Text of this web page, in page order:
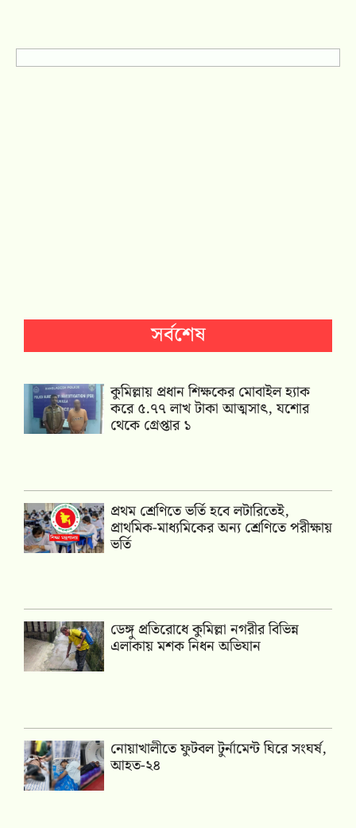
সর্বশেষ
কুমিল্লায় প্রধান শিক্ষকের মোবাইল হ্যাক
করে ৫.৭৭ লাখ টাকা আত্মসাৎ, যশোর
থেকে গ্রেপ্তার ১
প্রথম শ্রেণিতে ভর্তি হবে লটারিতেই,
প্রাথমিক-মাধ্যমিকের অন্য শ্রেণিতে পরীক্ষায়
ভর্তি
ডেঙ্গু প্রতিরোধে কুমিল্লা নগরীর বিভিন্ন
এলাকায় মশক নিধন অভিযান
নোয়াখালীতে ফুটবল টুর্নামেন্ট ঘিরে সংঘর্ষ,
আহত-২৪